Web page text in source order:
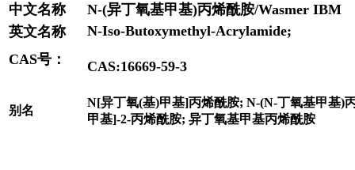
中文名称
N-(异丁氧基甲基)丙烯酰胺/Wasmer IBM
英文名称
N-Iso-Butoxymethyl-Acrylamide;
CAS号：
CAS:16669-59-3
别名
N[异丁氧(基)甲基]丙烯酰胺; N-(N-丁氧基甲基)
甲基]-2-丙烯酰胺; 异丁氧基甲基丙烯酰胺